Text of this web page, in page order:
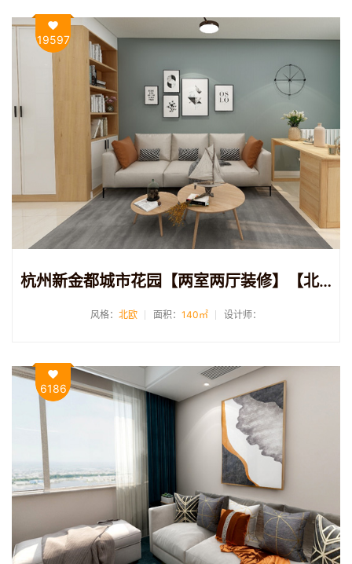
19597
杭州新金都城市花园【两室两厅装修】【北欧风格】140方
风格： 北欧 面积： 140㎡ 设计师：
6186